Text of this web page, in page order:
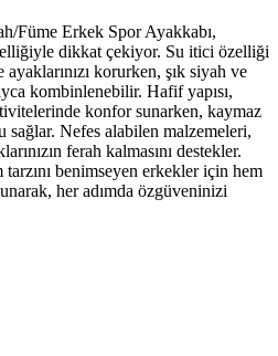
Füme Erkek Spor Ayakkabı,
dikkat çekiyor. Su itici özelliği
korurken, şık siyah ve
kombinlenebilir. Hafif yapısı,
konfor sunarken, kaymaz
sağlar. Nefes alabilen malzemeleri,
ferah kalmasını destekler.
benimseyen erkekler için hem
her adımda özgüveninizi